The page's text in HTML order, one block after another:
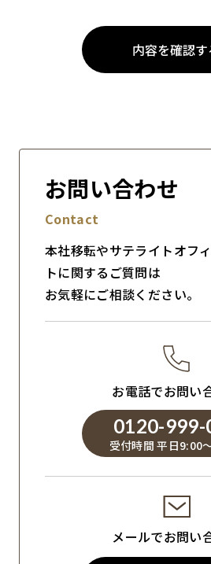
内容を確認す
お問い合わせ
Contact
本社移転やサテライトオフ
トに関するご質問は
お気軽にご相談ください。
お電話でお問い
0120-999-
受付時間 平日9:00
メールでお問い